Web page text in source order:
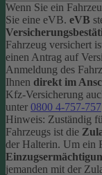
Wenn Sie ein
Sie eine eVB. eVB
Fahrzeug versichert
einen Antrag auf
Anmeldung des
Ihnen direkt im
Kfz-Versicherung
unter 0800 4-757-757
Hinweis: Zuständig
Fahrzeugs ist die
der Halterin. Um ein
jemanden mit der